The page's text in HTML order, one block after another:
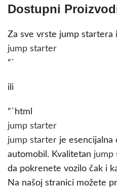
Dostupni
Za sve vrste jump startera
jump starter
“`
ili
“`html
jump starter
jump starter je esencijalna
automobil. Kvalitetan jump
da pokrenete vozilo čak i
Na našoj stranici možete